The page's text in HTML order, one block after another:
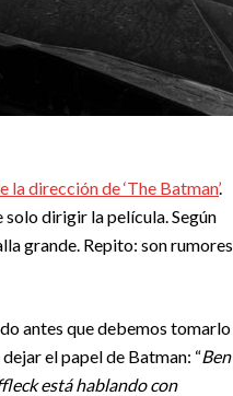
dirección de ‘The Batman’.
solo dirigir la película. Según
grande. Repito: son rumores
antes que debemos tomarlo
el papel de Batman: “Ben
está hablando con